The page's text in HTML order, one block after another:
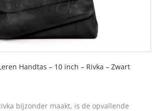
Handtas – 10 inch – Rivka – Zwart
bijzonder maakt, is de opvallende